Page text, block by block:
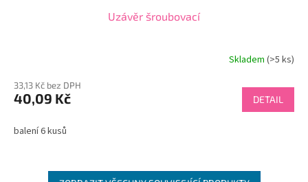
Uzávěr šroubovací
Skladem (>5 ks)
33,13 Kč bez DPH
40,09 Kč DETAIL
balení 6 kusů